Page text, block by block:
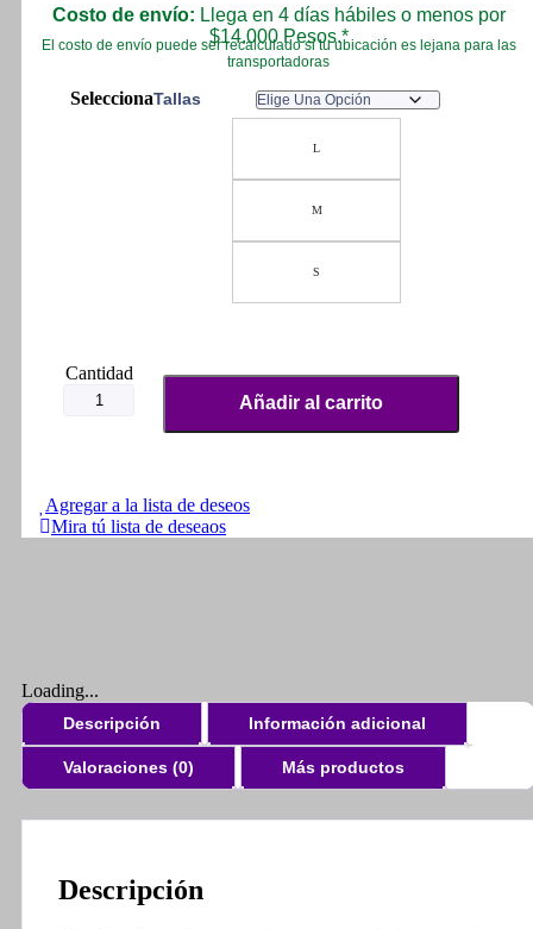
Costo de envío: Llega en 4 días hábiles o menos por
$14.000 Pesos.*
El costo de envío puede ser recalculado si tu ubicación es lejana para las
transportadoras
Tallas
L
M
S
Casco
cantidad
Añadir al carrito
Agregar a la lista de deseos
Mira tú lista de deseaos
Loading...
Descripción Información adicional
Valoraciones (0) Más productos
Descripción